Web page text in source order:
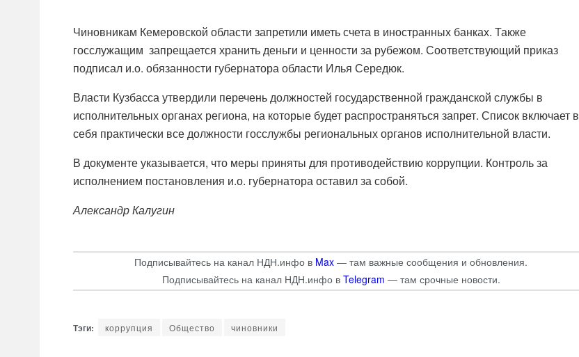
Чиновникам Кемеровской области запретили иметь счета в иностранных банках. Также
госслужащим запрещается хранить деньги и ценности за рубежом. Соответствующий приказ
подписали.о. обязанности губернатора области Илья Середюк.
Власти Кузбасса утвердили перечень должностей государственной гражданской службы в
исполнительных органах региона, на которые будет распространяться запрет. Список включает в
себя практически все должности госслужбы региональных органов исполнительной власти.
В документе указывается, что меры приняты для противодействию коррупции. Контроль за
исполнением постановления и.о. губернатора оставил за собой.
Александр Калугин
Подписывайтесь на канал НДН.инфо в Max — там важные сообщения и обновления.
Подписывайтесь на канал НДН.инфо в Telegram — там срочные новости.
коррупция Общество чиновники